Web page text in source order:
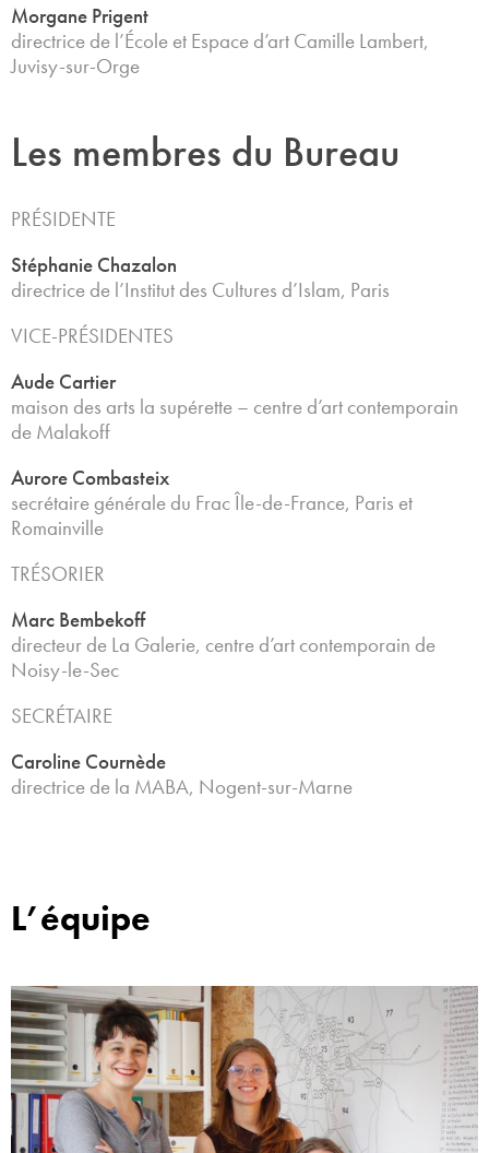
Morgane Prigent
directrice de l’École et Espace d’art Camille Lambert,
Juvisy-sur-Orge
Les membres du Bureau
PRÉSIDENTE
Stéphanie Chazalon
directrice de l’Institut des Cultures d’Islam, Paris
VICE-PRÉSIDENTES
Aude Cartier
maison des arts la supérette – centre d’art contemporain
de Malakoff
Aurore Combasteix
secrétaire générale du Frac Île-de-France, Paris et
Romainville
TRÉSORIER
Marc Bembekoff
directeur de La Galerie, centre d’art contemporain de
Noisy-le-Sec
SECRÉTAIRE
Caroline Cournède
directrice de la MABA, Nogent-sur-Marne
L’équipe